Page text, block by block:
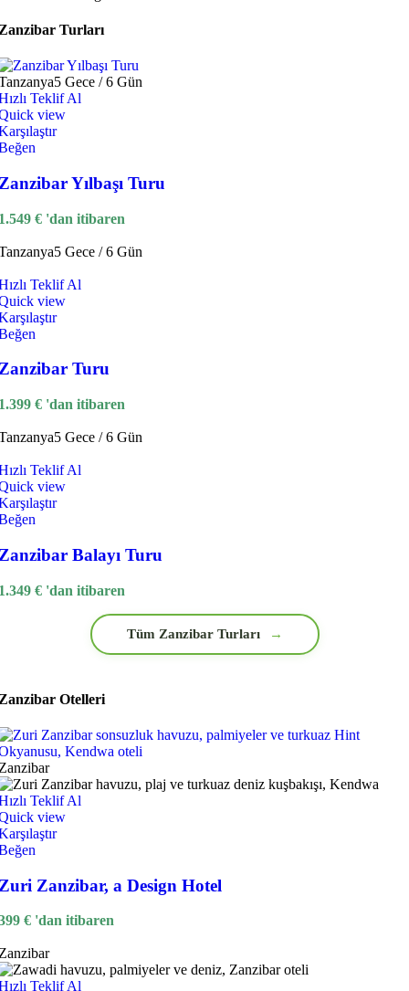
Turları
5 Gece / 6 Gün
Teklif Al
view
Yılbaşı Turu
€ 'dan itibaren
5 Gece / 6 Gün
Teklif Al
view
Turu
€ 'dan itibaren
5 Gece / 6 Gün
Teklif Al
view
Balayı Turu
€ 'dan itibaren
Tüm Zanzibar Turları →
Otelleri
Teklif Al
view
Zanzibar, a Design Hotel
€ 'dan itibaren
Teklif Al